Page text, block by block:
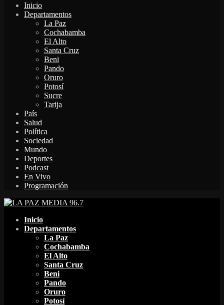
Inicio
Departamentos
La Paz
Cochabamba
El Alto
Santa Cruz
Beni
Pando
Oruro
Potosí
Sucre
Tarija
País
Salud
Política
Sociedad
Mundo
Deportes
Podcast
En Vivo
Programación
Inicio
Departamentos
La Paz
Cochabamba
El Alto
Santa Cruz
Beni
Pando
Oruro
Potosí